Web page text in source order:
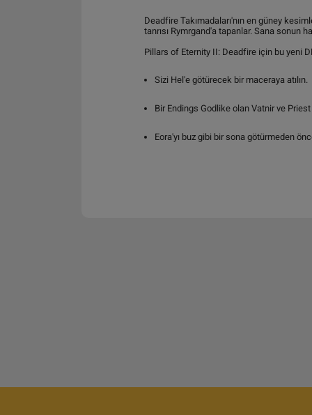
Deadfire Takımadaları'nın en güney
tanrısı Rymrgand'a tapanlar. Sana sonun
Pillars of Eternity II: Deadfire için bu yeni
Sizi Hel'e götürecek bir maceraya atılın.
Bir Endings Godlike olan Vatnir ve
Eora'yı buz gibi bir sona götürmeden